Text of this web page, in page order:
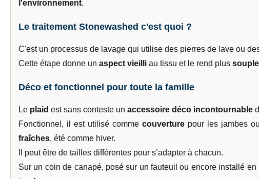
l'environnement.
Le traitement Stonewashed c'est quoi ?
C'est un processus de lavage qui utilise des pierres de lave ou
Cette étape donne un aspect vieilli au tissu et le rend plus souple
Déco et fonctionnel pour toute la famille
Le plaid est sans conteste un accessoire déco incontournable
Fonctionnel, il est utilisé commecouverture pour les jambes
fraîches, été comme hiver.
Il peut être de tailles différentes pour s’adapter à chacun.
Sur un coin de canapé, posé sur un fauteuil ou encore installé